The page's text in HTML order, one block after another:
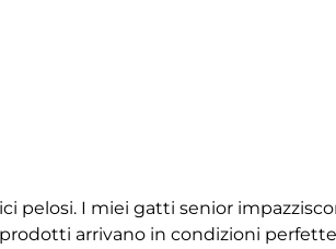
I miei gatti senior
arrivano in condizioni